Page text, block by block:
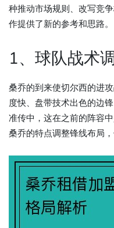
种推动市场规则、改写竞
作提供了新的参考和思路。
1、球队战术
桑乔的到来使切尔西的进
度快、盘带技术出色的边
准传中，这在之前的阵容
桑乔的特点调整锋线布局